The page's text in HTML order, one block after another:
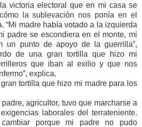
victoria electoral que en mi casa se
la sublevación nos ponía en el
“Mi madre había votado a la izquierda
padre se escondiera en el monte, mi
un punto de apoyo de la guerrilla”,
de una gran tortilla que hizo mi
que iban al exilio y que nos
explica.
tortilla que hizo mi madre para los
agricultor, tuvo que marcharse a
laborales del terrateniente.
porque mi padre no pudo